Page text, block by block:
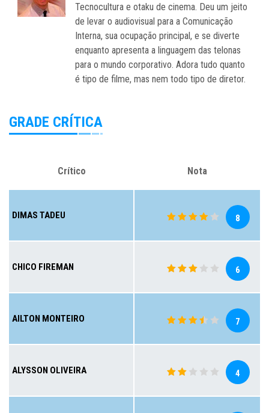
Tecnocultura e otaku de cinema. Deu um jeito
de levar o audiovisual para a Comunicação
Interna, sua ocupação principal, e se diverte
enquanto apresenta a linguagem das telonas
para o mundo corporativo. Adora tudo quanto
é tipo de filme, mas nem todo tipo de diretor.
GRADE CRÍTICA
Crítico Nota
DIMAS TADEU 8
CHICO FIREMAN 6
AILTON MONTEIRO 7
ALYSSON OLIVEIRA 4